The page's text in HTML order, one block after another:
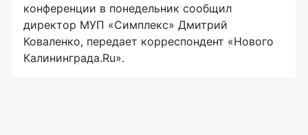
конференции в понедельник сообщил
директор МУП «Симплекс» Дмитрий
Коваленко, передает корреспондент «Нового
Калининграда.Ru».